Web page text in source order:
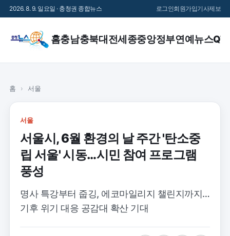
2026. 8. 9. 일요일 · 충청권 종합뉴스 로그인회원가입기사제보
홈충남충북대전세종중앙정부연예 뉴스
홈 › 서울
서울
서울시, 6월 환경의 날 주간 '탄소중
립 서울' 시동…시민 참여 프로그램
풍성
명사 특강부터 줍깅, 에코마일리지 챌린지까지…
기후 위기 대응 공감대 확산 기대